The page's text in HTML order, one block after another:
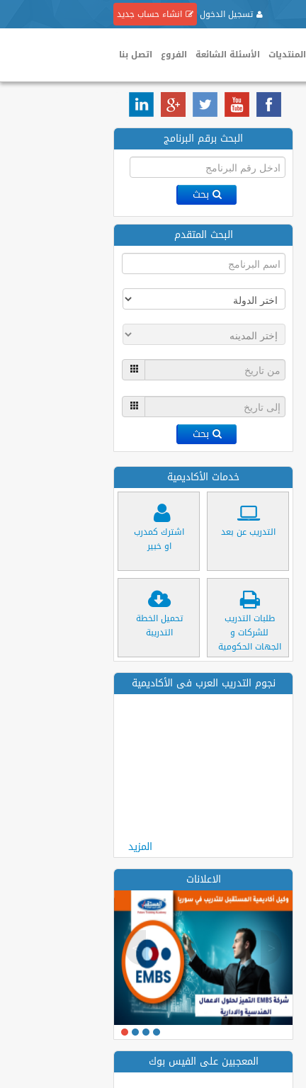
تسجيل الدخول انشاء حساب جديد
المنتديات الأسئلة الشائعة الفروع اتصل بنا
البحث برقم البرنامج
بحث
البحث المتقدم
بحث
خدمات الأكاديمية
التدريب عن بعد
اشترك كمدرب
او خبير
طلبات التدريب
للشركات و
الجهات الحكومية
تحميل الخطة
التدريبة
نجوم التدريب العرب فى الأكاديمية
المزيد
الاعلانات
> <
المعجبين على الفيس بوك